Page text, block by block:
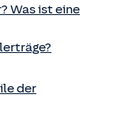
Was ist eine
der